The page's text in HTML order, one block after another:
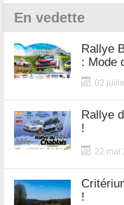
En vedette
Rallye
: Mode
02
Rallye
!
22 mai
!